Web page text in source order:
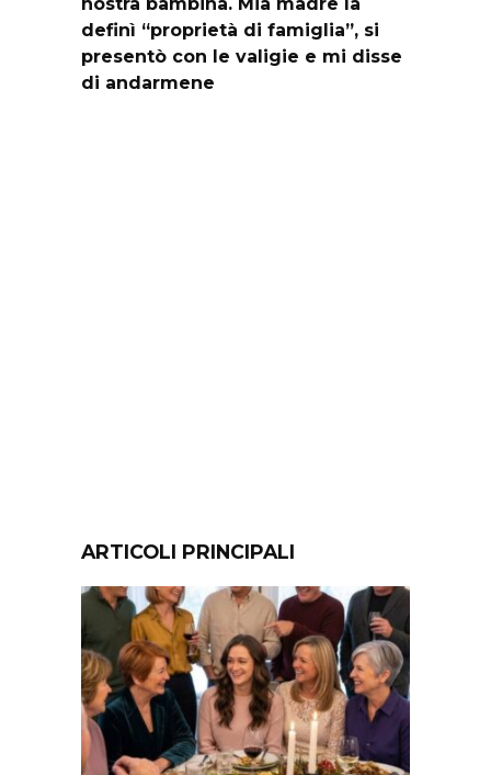
definì “proprietà di famiglia”, si
presentò con le valigie e mi disse
di andarmene
ARTICOLI PRINCIPALI